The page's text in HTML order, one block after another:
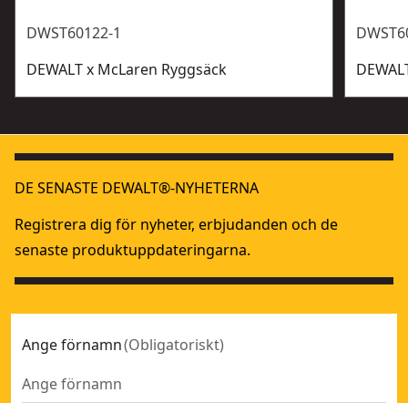
DWST60122-1
DEWALT x McLaren Ryggsäck
DE SENASTE DEWALT®-NYHETERNA
Registrera dig för nyheter, erbjudanden och de
senaste produktuppdateringarna.
Ange förnamn(Obligatoriskt)